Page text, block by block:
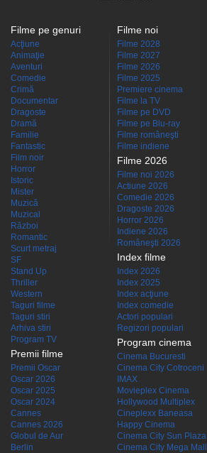
Filme pe genuri
Acţiune
Animaţie
Aventuri
Comedie
Crimă
Documentar
Dragoste
Dramă
Familie
Fantastic
Film noir
Horror
Istoric
Mister
Muzică
Muzical
Război
Romantic
Scurt metraj
SF
Stand Up
Thriller
Western
Taguri filme
Taguri stiri
Arhiva stiri
Program TV
Premii filme
Premii Oscar
Oscar 2026
Oscar 2025
Oscar 2024
Cannes
Cannes 2026
Globul de Aur
Berlin
Filme noi
Filme 2028
Filme 2027
Filme 2026
Filme 2025
Premiere cinema
Filme la TV
Filme pe DVD
Filme pe Blu-ray
Filme româneşti
Filme indiene
Filme 2026
Filme noi 2026
Actiune 2026
Comedie 2026
Dragoste 2026
Horror 2026
Indiene 2026
Româneşti 2026
Index filme
Index 2026
Index 2025
Index acţiune
Index comedie
Actori populari
Regizori populari
Program cinema
Cinema Bucuresti
Cinema City Cotroceni
IMAX
Movieplex Cinema
Hollywood Multiplex
Cineplexx Baneasa
Happy Cinema
Cinema City Sun Plaza
Cinema City Mega Mall